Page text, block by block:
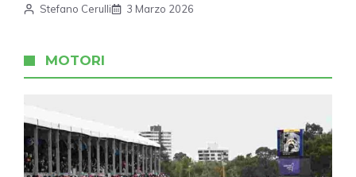
Stefano Cerulli 3 Marzo 2026
MOTORI